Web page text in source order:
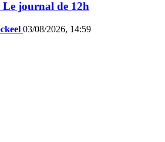
journal de 12h
03/08/2026, 14:59